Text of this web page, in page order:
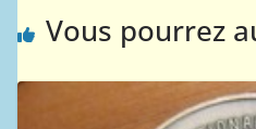
Vous pourrez